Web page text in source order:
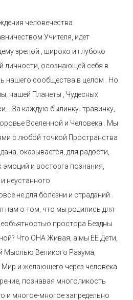
человечества
Учителя, идет
зрелой , широко и глубоко
личности, осознающей себя в
нашего сообщества в целом . Но
нашей Планеты , Чудесных
За каждую былинку- травинку,
Вселенной и Человека . Мы
с любой точкой Пространства
оказывается, для радости,
и восторга познания,
неустанного
не для болезни и страданий .
нам о том, что мы родились для
простора Бездны
Что ОНА Живая, а мы ЕЕ Дети,
Мыслью Великого Разума,
и желающего через человека
познавая многоликость
и многое-многое запредельно